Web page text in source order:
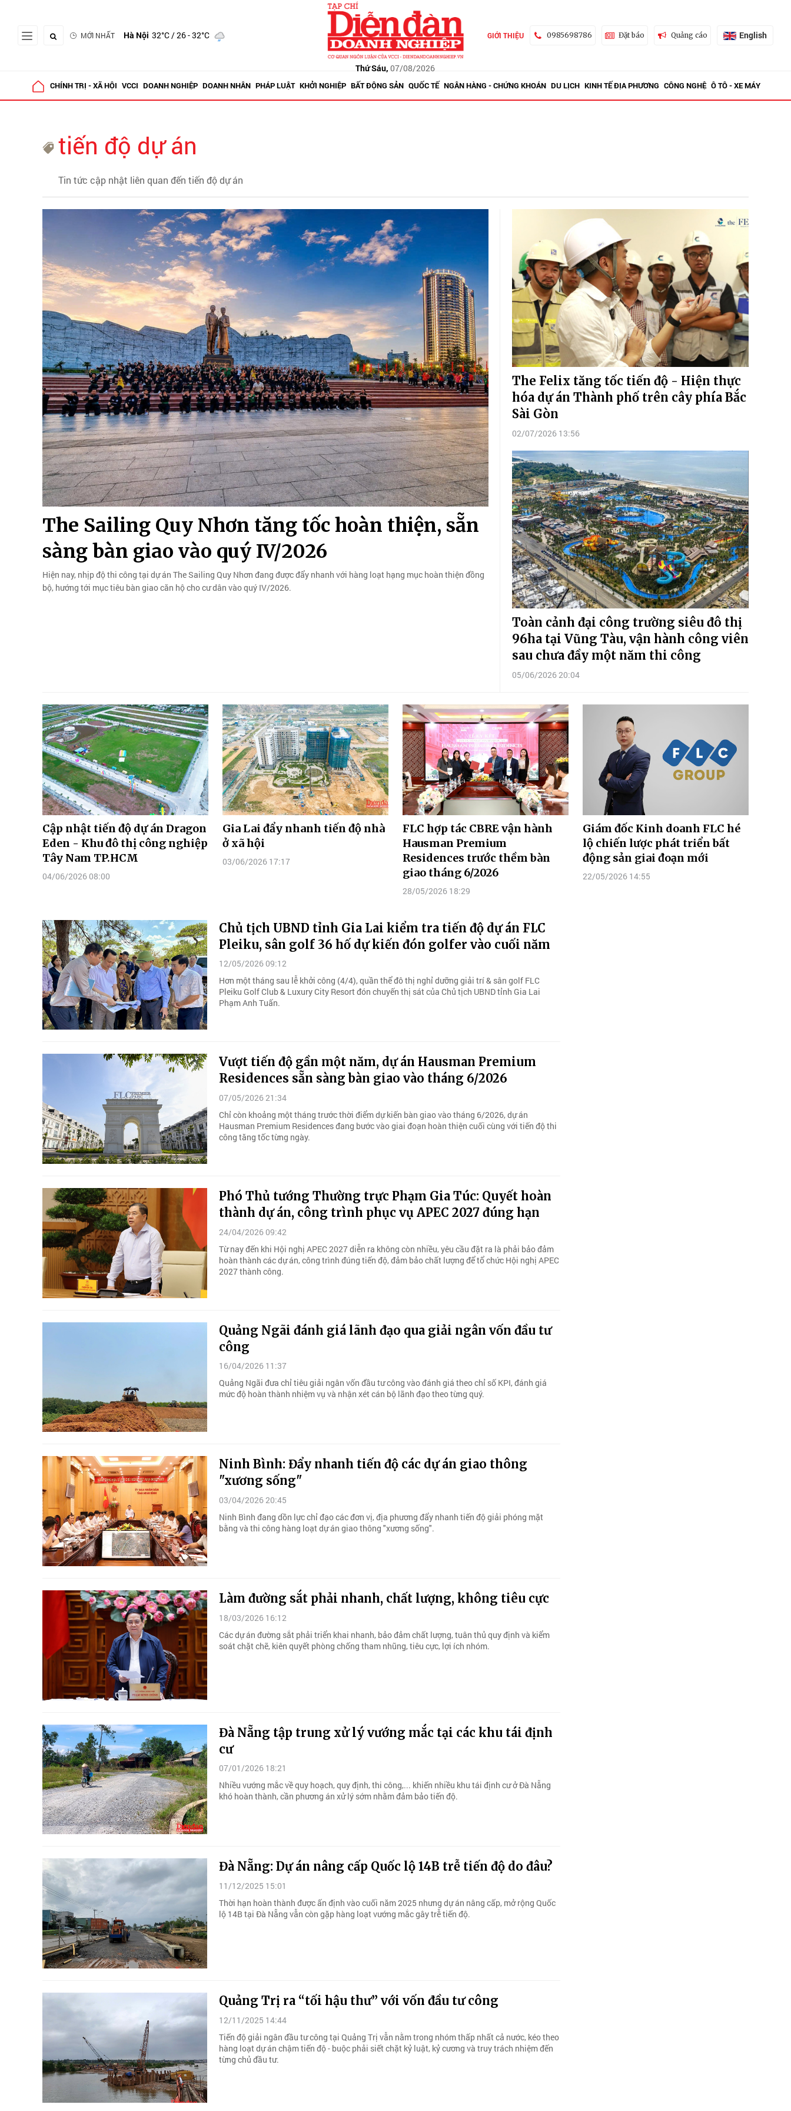
MỚI NHẤT Hà Nội 32°C/ 26 - 32°C
Thứ Sáu, 07/08/2026
GIỚI THIỆU 0985698786 Đặt báo Quảng cáo English
CHÍNH TRỊ - XÃ HỘI VCCI DOANH NGHIỆP DOANH NHÂN PHÁP LUẬT KHỞI NGHIỆP BẤT ĐỘNG SẢN QUỐC TẾ NGÂN HÀNG - CHỨNG KHOÁN DU LỊCH KINH TẾ ĐỊA PHƯƠNG CÔNG NGHỆ Ô TÔ - XE MÁY
tiến độ dự án
Tin tức cập nhật liên quan đến tiến độ dự án
The Sailing Quy Nhơn tăng tốc hoàn thiện, sẵn
sàng bàn giao vào quý IV/2026
Hiện nay, nhịp độ thi công tại dự án The Sailing Quy Nhơn đang được đẩy nhanh với hàng loạt hạng mục hoàn thiện đồng
bộ, hướng tới mục tiêu bàn giao căn hộ cho cư dân vào quý IV/2026.
The Felix tăng tốc tiến độ - Hiện thực
hóa dự án Thành phố trên cây phía Bắc
Sài Gòn
02/07/2026 13:56
Toàn cảnh đại công trường siêu đô thị
96ha tại Vũng Tàu, vận hành công viên
sau chưa đầy một năm thi công
05/06/2026 20:04
Cập nhật tiến độ dự án Dragon
Eden - Khu đô thị công nghiệp
Tây Nam TP.HCM
04/06/2026 08:00
Gia Lai đẩy nhanh tiến độ nhà
ở xã hội
03/06/2026 17:17
FLC hợp tác CBRE vận hành
Hausman Premium
Residences trước thềm bàn
giao tháng 6/2026
28/05/2026 18:29
Giám đốc Kinh doanh FLC hé
lộ chiến lược phát triển bất
động sản giai đoạn mới
22/05/2026 14:55
Chủ tịch UBND tỉnh Gia Lai kiểm tra tiến độ dự án FLC
Pleiku, sân golf 36 hố dự kiến đón golfer vào cuối năm
12/05/2026 09:12
Hơn một tháng sau lễ khởi công (4/4), quần thể đô thị nghỉ dưỡng giải trí & sân golf FLC
Pleiku Golf Club & Luxury City Resort đón chuyến thị sát của Chủ tịch UBND tỉnh Gia Lai
Phạm Anh Tuấn.
Vượt tiến độ gần một năm, dự án Hausman Premium
Residences sẵn sàng bàn giao vào tháng 6/2026
07/05/2026 21:34
Chỉ còn khoảng một tháng trước thời điểm dự kiến bàn giao vào tháng 6/2026, dự án
Hausman Premium Residences đang bước vào giai đoạn hoàn thiện cuối cùng với tiến độ thi
công tăng tốc từng ngày.
Phó Thủ tướng Thường trực Phạm Gia Túc: Quyết hoàn
thành dự án, công trình phục vụ APEC 2027 đúng hạn
24/04/2026 09:42
Từ nay đến khi Hội nghị APEC 2027 diễn ra không còn nhiều, yêu cầu đặt ra là phải bảo đảm
hoàn thành các dự án, công trình đúng tiến độ, đảm bảo chất lượng để tổ chức Hội nghị APEC
2027 thành công.
Quảng Ngãi đánh giá lãnh đạo qua giải ngân vốn đầu tư
công
16/04/2026 11:37
Quảng Ngãi đưa chỉ tiêu giải ngân vốn đầu tư công vào đánh giá theo chỉ số KPI, đánh giá
mức độ hoàn thành nhiệm vụ và nhận xét cán bộ lãnh đạo theo từng quý.
Ninh Bình: Đẩy nhanh tiến độ các dự án giao thông
"xương sống"
03/04/2026 20:45
Ninh Bình đang dồn lực chỉ đạo các đơn vị, địa phương đẩy nhanh tiến độ giải phóng mặt
bằng và thi công hàng loạt dự án giao thông "xương sống".
Làm đường sắt phải nhanh, chất lượng, không tiêu cực
18/03/2026 16:12
Các dự án đường sắt phải triển khai nhanh, bảo đảm chất lượng, tuân thủ quy định và kiểm
soát chặt chẽ, kiên quyết phòng chống tham nhũng, tiêu cực, lợi ích nhóm.
Đà Nẵng tập trung xử lý vướng mắc tại các khu tái định
cư
07/01/2026 18:21
Nhiều vướng mắc về quy hoạch, quy định, thi công,... khiến nhiều khu tái định cư ở Đà Nẵng
khó hoàn thành, cần phương án xử lý sớm nhằm đảm bảo tiến độ.
Đà Nẵng: Dự án nâng cấp Quốc lộ 14B trễ tiến độ do đâu?
11/12/2025 15:01
Thời hạn hoàn thành được ấn định vào cuối năm 2025 nhưng dự án nâng cấp, mở rộng Quốc
lộ 14B tại Đà Nẵng vẫn còn gặp hàng loạt vướng mắc gây trễ tiến độ.
Quảng Trị ra “tối hậu thư” với vốn đầu tư công
12/11/2025 14:44
Tiến độ giải ngân đầu tư công tại Quảng Trị vẫn nằm trong nhóm thấp nhất cả nước, kéo theo
hàng loạt dự án chậm tiến độ - buộc phải siết chặt kỷ luật, kỷ cương và truy trách nhiệm đến
từng chủ đầu tư.